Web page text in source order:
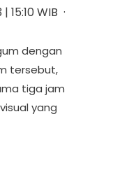
WIB ·
dengan
tersebut,
tiga jam
yang